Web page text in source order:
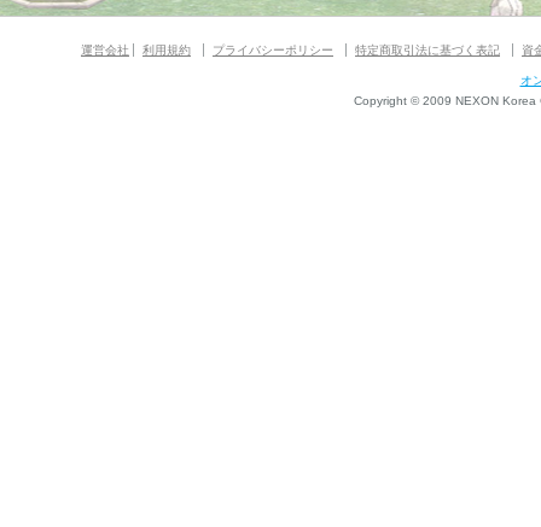
運営会社 利用規約 プライバシーポリシー 特定商取引法に基づく表記 資
オ
Copyright © 2009 NEXON Korea